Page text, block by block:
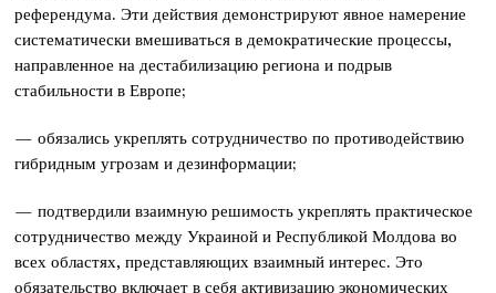
референдума. Эти действия демонстрируют явное намерение
систематически вмешиваться в демократические процессы,
направленное на дестабилизацию региона и подрыв
стабильности в Европе;
— обязались укреплять сотрудничество по противодействию
гибридным угрозам и дезинформации;
— подтвердили взаимную решимость укреплять практическое
сотрудничество между Украиной и Республикой Молдова во
всех областях, представляющих взаимный интерес. Это
обязательство включает в себя активизацию экономических